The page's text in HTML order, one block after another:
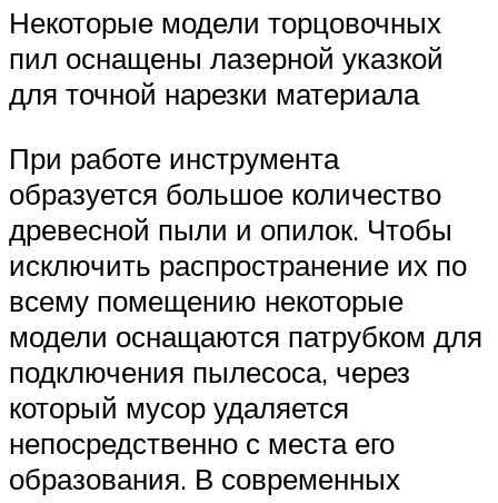
Некоторые модели торцовочных
пил оснащены лазерной указкой
для точной нарезки материала
При работе инструмента
образуется большое количество
древесной пыли и опилок. Чтобы
исключить распространение их по
всему помещению некоторые
модели оснащаются патрубком для
подключения пылесоса, через
который мусор удаляется
непосредственно с места его
образования. В современных